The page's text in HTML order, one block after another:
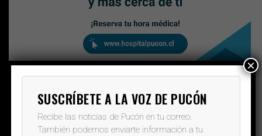
SUSCRÍBETE A LA VOZ DE PUCÓN
Recibe las noticias de Pucón en tu correo.
También podemos enviarte información a tu
×